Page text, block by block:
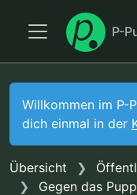
P-
Willkommen im P-
dich einmal in der
Übersicht
Gegen das